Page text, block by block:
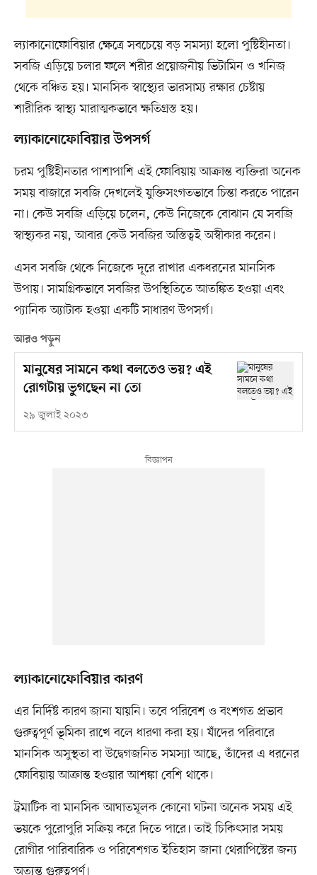
ল্যাকানোফোবিয়ার ক্ষেত্রে সবচেয়ে বড় সমস্যা হলো পুষ্টিহীনতা।
সবজি এড়িয়ে চলার ফলে শরীর প্রয়োজনীয় ভিটামিন ও খনিজ
থেকে বঞ্চিত হয়। মানসিক স্বাস্থ্যের ভারসাম্য রক্ষার চেষ্টায়
শারীরিক স্বাস্থ্য মারাত্মকভাবে ক্ষতিগ্রস্ত হয়।
ল্যাকানোফোবিয়ার উপসর্গ
চরম পুষ্টিহীনতার পাশাপাশি এই ফোবিয়ায় আক্রান্ত ব্যক্তিরা অনেক
সময় বাজারে সবজি দেখলেই যুক্তিসংগতভাবে চিন্তা করতে পারেন
না। কেউ সবজি এড়িয়ে চলেন, কেউ নিজেকে বোঝান যে সবজি
স্বাস্থ্যকর নয়, আবার কেউ সবজির অস্তিত্বই অস্বীকার করেন।
এসব সবজি থেকে নিজেকে দূরে রাখার একধরনের মানসিক
উপায়। সামগ্রিকভাবে সবজির উপস্থিতিতে আতঙ্কিত হওয়া এবং
প্যানিক অ্যাটাক হওয়া একটি সাধারণ উপসর্গ।
আরও পড়ুন
মানুষের সামনে কথা বলতেও ভয়? এই
রোগটায় ভুগছেন না তো
২৯ জুলাই ২০২৩
ল্যাকানোফোবিয়ার কারণ
এর নির্দিষ্ট কারণ জানা যায়নি। তবে পরিবেশ ও বংশগত প্রভাব
গুরুত্বপূর্ণ ভূমিকা রাখে বলে ধারণা করা হয়। যাঁদের পরিবারে
মানসিক অসুস্থতা বা উদ্বেগজনিত সমস্যা আছে, তাঁদের এ ধরনের
ফোবিয়ায় আক্রান্ত হওয়ার আশঙ্কা বেশি থাকে।
ট্রমাটিক বা মানসিক আঘাতমূলক কোনো ঘটনা অনেক সময় এই
ভয়কে পুরোপুরি সক্রিয় করে দিতে পারে। তাই চিকিৎসার সময়
রোগীর পারিবারিক ও পরিবেশগত ইতিহাস জানা থেরাপিস্টের জন্য